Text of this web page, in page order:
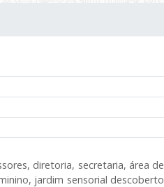
diretoria, secretaria, área de
jardim sensorial descoberto